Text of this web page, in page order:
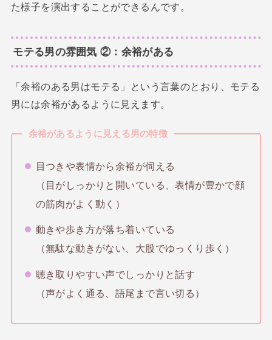
た様子を演出することができるんです。
モテる男の雰囲気 ②：余裕がある
「余裕のある男はモテる」という言葉のとおり、モテる
男には余裕があるように見えます。
余裕があるように見える男の特徴
目つきや表情から余裕が伺える
（目がしっかりと開いている、表情が豊かで顔
の筋肉がよく動く）
動きや歩き方が落ち着いている
（無駄な動きがない、大股でゆっくり歩く）
聴き取りやすい声でしっかりと話す
（声がよく通る、語尾まで言い切る）